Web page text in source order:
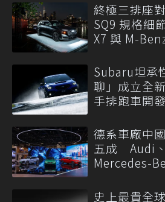
終極三排座
SQ9 規格細
X7 與 M-
Subaru坦承
聊」成立全
手排跑車開
德系車廠中
五成 Audi、
Mercedes-
史上最貴全